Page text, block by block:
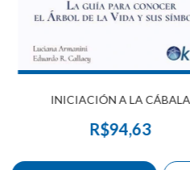
INICIACIÓN A LA CÁBALA
R$94,63